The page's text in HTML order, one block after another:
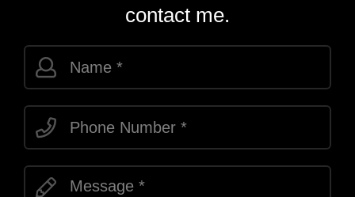
contact me.